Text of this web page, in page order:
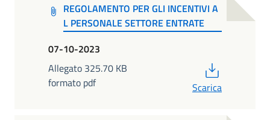
REGOLAMENTO PER GLI INCENTIVI A
L PERSONALE SETTORE ENTRATE
07-10-2023
Allegato 325.70 KB
formato pdf
Scarica